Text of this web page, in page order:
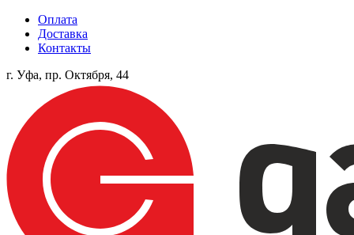
Оплата
Доставка
Контакты
г. Уфа, пр. Октября, 44